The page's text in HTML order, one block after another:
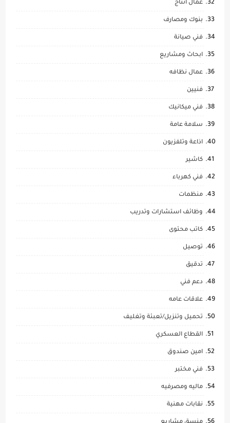
عمال انتاج
بنوك ومصارف
فني صيانة
ابحاث ومشاريع
عمال نظافه
فنيين
فني ميكانيك
سلامة عامة
اذاعة وتلفزيون
كاشير
فني كهرباء
منظمات
وظائف استشارات وتدريب
كاتب محتوى
توصيل
تدقيق
دعم فني
علاقات عامه
تحميل وتنزيل/تعبئة وتغليف
القطاع العسكري
امين صندوق
فني مختبر
ماليه ومصرفيه
نقابات مهنية